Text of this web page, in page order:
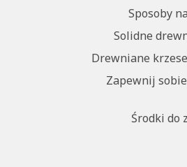
Sposoby
Solidne
Drewniane
Zapewnij
Środki do